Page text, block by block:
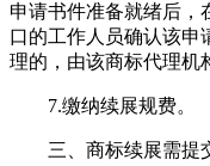
申请书件准备就绪后，
口的工作人员确认该申
理的，由该商标代理机
7.缴纳续展规费。
三、商标续展需提